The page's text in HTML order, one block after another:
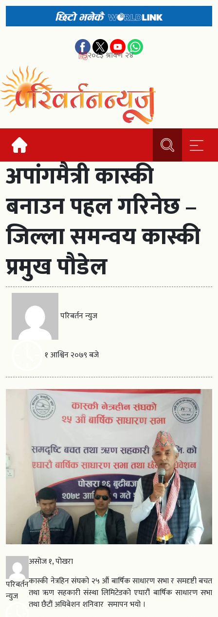
२०८३ श्रावण २४
अपांगमैत्री कास्की
बनाउन पहल गरिनेछ –
जिल्ला समन्वय कास्की
प्रमुख पौडेल
परिबर्तन न्युज
१ आश्विन २०७९ बजे
परिबर्तन
न्युज
असोज १, पोखरा
कास्की नेत्रहिन संघको २५ औं बार्षिक साधारण सभा र समदृष्टी बचत
तथा ऋण सहकारी संस्था लिमिटेडको एघारौं बार्षिक साधारण सभा
तथा छैटौं अधिबेशन शनिवार समापन भयो ।